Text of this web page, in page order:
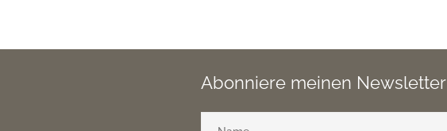
Abonniere meinen Newsletter